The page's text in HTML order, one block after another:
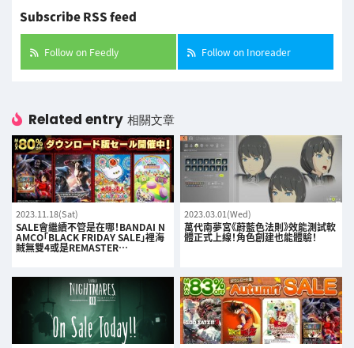
Subscribe RSS feed
Follow on Feedly Follow on Inoreader
Related entry 相關文章
2023.11.18(Sat)
SALE會繼續不管是在哪！BANDAI N
AMCO「BLACK FRIDAY SALE」裡海
賊無雙4或是REMASTER…
2023.03.01(Wed)
萬代南夢宮《蔚藍色法則》效能測試軟
體正式上線！角色創建也能體驗！